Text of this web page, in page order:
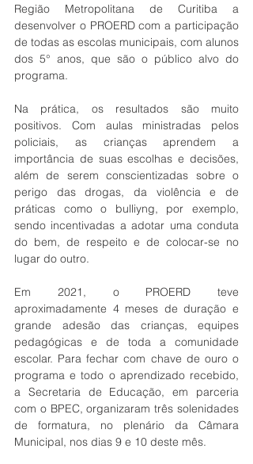
Região Metropolitana de Curitiba a
desenvolver o PROERD com a participação
de todas as escolas municipais, com alunos
dos 5° anos, que são o público alvo do
programa.
Na prática, os resultados são muito
positivos. Com aulas ministradas pelos
policiais, as crianças aprendem a
importância de suas escolhas e decisões,
além de serem conscientizadas sobre o
perigo das drogas, da violência e de
práticas como o bulliyng, por exemplo,
sendo incentivadas a adotar uma conduta
do bem, de respeito e de colocar-se no
lugar do outro.
Em 2021, o PROERD teve
aproximadamente 4 meses de duração e
grande adesão das crianças, equipes
pedagógicas e de toda a comunidade
escolar. Para fechar com chave de ouro o
programa e todo o aprendizado recebido,
a Secretaria de Educação, em parceria
com o BPEC, organizaram três solenidades
de formatura, no plenário da Câmara
Municipal, nos dias 9 e 10 deste mês.